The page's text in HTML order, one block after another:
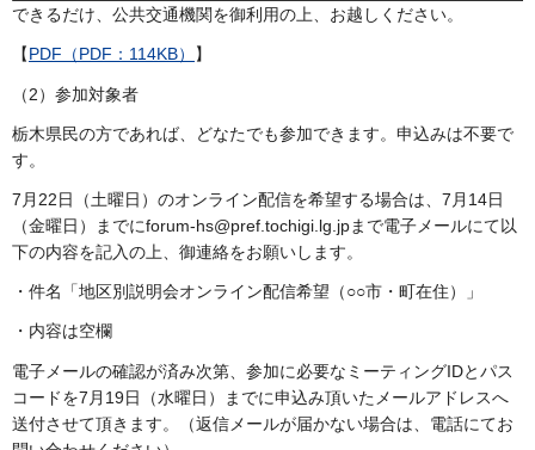
できるだけ、公共交通機関を御利用の上、お越しください。
【PDF（PDF：114KB） 】
（2）参加対象者
栃木県民の方であれば、どなたでも参加できます。申込みは不要で
す。
7月22日（土曜日）のオンライン配信を希望する場合は、7月14日
（金曜日）までにforum-hs@pref.tochigi.lg.jpまで電子メールにて以
下の内容を記入の上、御連絡をお願いします。
・件名「地区別説明会オンライン配信希望（○○市・町在住）」
・内容は空欄
電子メールの確認が済み次第、参加に必要なミーティングIDとパス
コードを7月19日（水曜日）までに申込み頂いたメールアドレスへ
送付させて頂きます。（返信メールが届かない場合は、電話にてお